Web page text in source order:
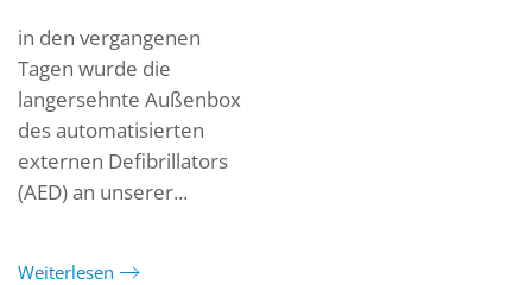
in den vergangenen
Tagen wurde die
langersehnte Außenbox
des automatisierten
externen Defibrillators
(AED) an unserer...
Weiterlesen